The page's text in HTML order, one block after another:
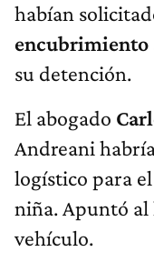
habían
encubrimiento
su detención.
El abogado
Andreani
logístico para
niña. Apuntó
vehículo.